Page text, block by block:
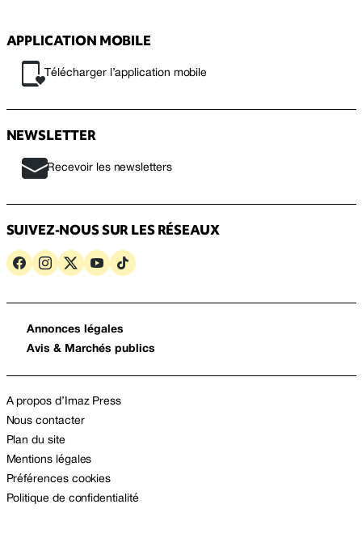
APPLICATION MOBILE
Télécharger l’application mobile
NEWSLETTER
Recevoir les newsletters
SUIVEZ-NOUS SUR LES RÉSEAUX
Annonces légales
Avis & Marchés publics
A propos d’Imaz Press
Nous contacter
Plan du site
Mentions légales
Préférences cookies
Politique de confidentialité